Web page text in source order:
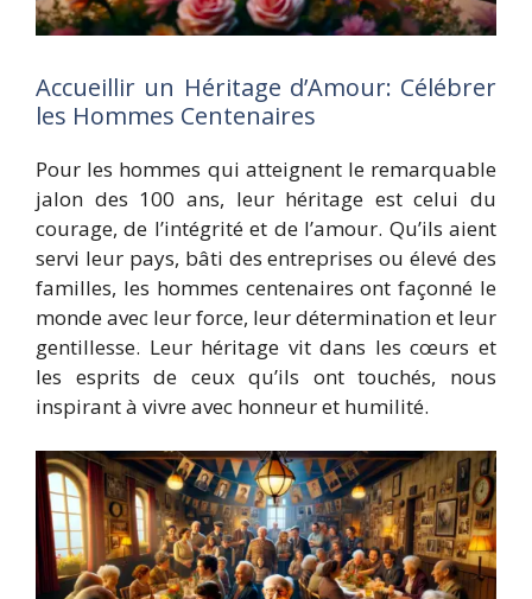
Accueillir un Héritage d’Amour: Célébrer
les Hommes Centenaires
Pour les hommes qui atteignent le remarquable
jalon des 100 ans, leur héritage est celui du
courage, de l’intégrité et de l’amour. Qu’ils aient
servi leur pays, bâti des entreprises ou élevé des
familles, les hommes centenaires ont façonné le
monde avec leur force, leur détermination et leur
gentillesse. Leur héritage vit dans les cœurs et
les esprits de ceux qu’ils ont touchés, nous
inspirant à vivre avec honneur et humilité.